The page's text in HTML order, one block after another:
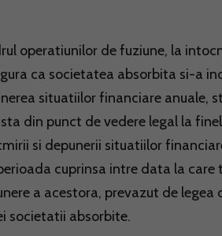
operatiunilor de fuziune, la
ca societatea absorbita si-a
situatiilor financiare anuale,
din punct de vedere legal la
si depunerii situatiilor
cuprinsa intre data la
a acestora, prevazut de
societatii absorbite.